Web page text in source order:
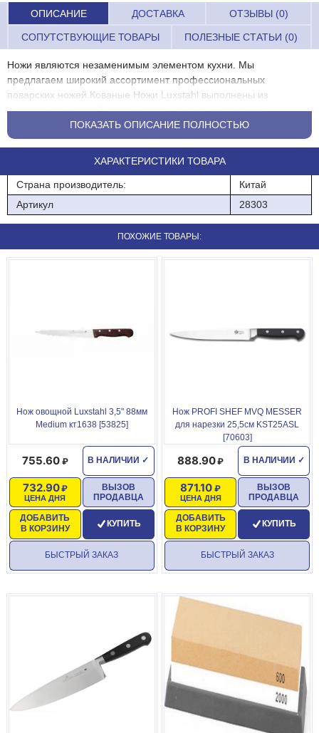
ОПИСАНИЕ ДОСТАВКА ОТЗЫВЫ (0)
СОПУТСТВУЮЩИЕ ТОВАРЫ ПОЛЕЗНЫЕ СТАТЬИ (0)
Ножи являются незаменимым элементом кухни. Мы
предлагаем широкий ассортимент профессиональных
поварских ножей.Кованые Ножи Luxstahl выполнены из
высококачественной нержавеющей стали, отличаются
стабильным высоким немецким качеством, современным
дизайном, отличными эксплуатационными характеристиками:
длина 250 мм
ПОКАЗАТЬ ОПИСАНИЕ ПОЛНОСТЬЮ
ХАРАКТЕРИСТИКИ ТОВАРА
Страна производитель:
Китай
Артикул
28303
ПОХОЖИЕ ТОВАРЫ:
Нож овощной Luxstahl 3,5" 88мм
Medium кт1638 [53825]
В НАЛИЧИИ ✓
755.60
ЦЕНА ДНЯ
732.90
ДОБАВИТЬ
В КОРЗИНУ
ВЫЗОВ
ПРОДАВЦА
КУПИТЬ
БЫСТРЫЙ ЗАКАЗ
Нож PROFI SHEF MVQ MESSER
для нарезки 25,5см KST25ASL
[70603]
В НАЛИЧИИ ✓
888.90
ЦЕНА ДНЯ
871.10
ДОБАВИТЬ
В КОРЗИНУ
ВЫЗОВ
ПРОДАВЦА
КУПИТЬ
БЫСТРЫЙ ЗАКАЗ